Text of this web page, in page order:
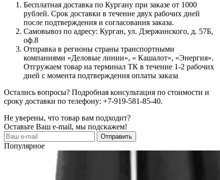
Бесплатная доставка по Кургану при заказе от 1000
рублей. Срок доставки в течение двух рабочих дней
после подтверждения и согласования заказа.
Самовывоз по адресу: Курган, ул. Дзержинского, д. 57Б,
оф.8
Отправка в регионы страны транспортными
компаниями «Деловые линии», « Кашалот», «Энергия».
Отгружаем товар на терминал ТК в течение 1-2 рабочих
дней с момента подтверждения оплаты заказа
Остались вопросы? Подробная консультация по стоимости и
сроку доставки по телефону: +7-919-581-85-40.
Не уверены, что товар вам подходит?
Оставьте Ваш e-mail, мы подскажем!
Популярное